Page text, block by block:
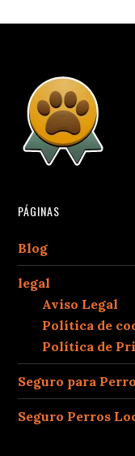
PÁGINAS
Blog
legal
Aviso Legal
Política de
Política de
Seguro para
Seguro Perros